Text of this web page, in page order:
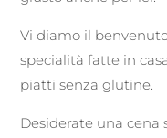
Vi diamo il
specialità fatte in
piatti senza glutine.
Desiderate una